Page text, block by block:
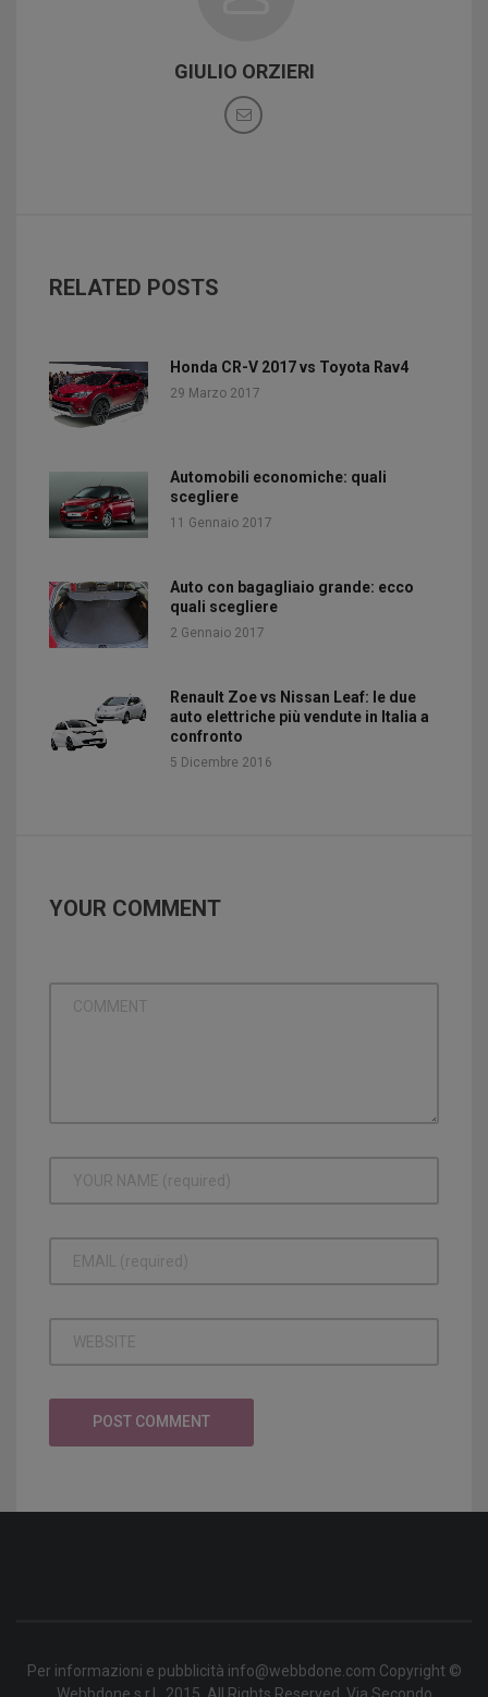
GIULIO ORZIERI
RELATED POSTS
Honda CR-V 2017 vs Toyota Rav4
29 Marzo 2017
Automobili economiche: quali
scegliere
11 Gennaio 2017
Auto con bagagliaio grande: ecco
quali scegliere
2 Gennaio 2017
Renault Zoe vs Nissan Leaf: le due
auto elettriche più vendute in Italia a
confronto
5 Dicembre 2016
YOUR COMMENT
Per informazioni e pubblicità info@webbdone.com Copyright ©